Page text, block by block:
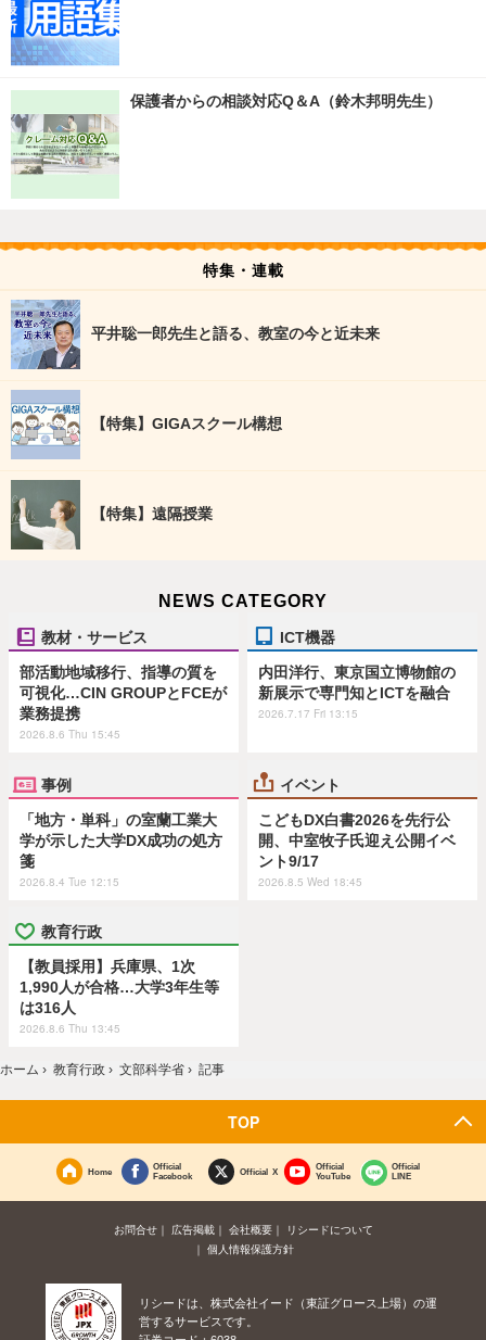
保護者からの相談対応Q＆A（鈴木邦明先生）
特集・連載
平井聡一郎先生と語る、教室の今と近未来
【特集】GIGAスクール構想
【特集】遠隔授業
NEWS CATEGORY
教材・サービス
部活動地域移行、指導の質を
可視化…CIN GROUPとFCEが
業務提携
2026.8.6 Thu 15:45
ICT機器
内田洋行、東京国立博物館の
新展示で専門知とICTを融合
2026.7.17 Fri 13:15
事例
「地方・単科」の室蘭工業大
学が示した大学DX成功の処方
箋
2026.8.4 Tue 12:15
イベント
こどもDX白書2026を先行公
開、中室牧子氏迎え公開イベ
ント9/17
2026.8.5 Wed 18:45
教育行政
【教員採用】兵庫県、1次
1,990人が合格…大学3年生等
は316人
2026.8.6 Thu 13:45
ホーム › 教育行政 › 文部科学省 › 記事
TOP
Home
Official
Facebook
Official X
Official
YouTube
Official
LINE
お問合せ 広告掲載 会社概要
リシードについて
個人情報保護方針
リシードは、株式会社イード（東証グロース上場）の運
営するサービスです。